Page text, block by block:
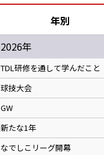
年別
2026年
TDL研修を通して学んだこと
球技大会
GW
新たな1年
なでしこリーグ開幕